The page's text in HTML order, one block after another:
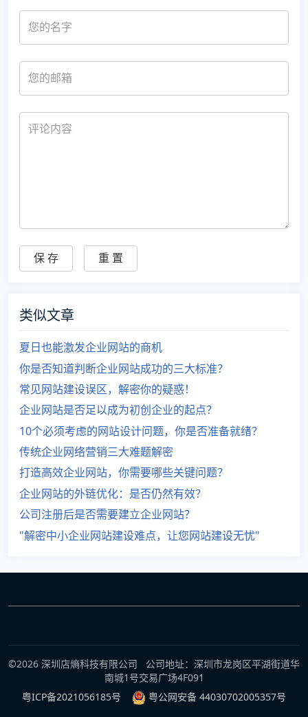
类似文章
夏日也能激发企业网站的商机
你是否知道判断企业网站成功的三大标准？
常见网站建设误区，解密你的疑惑！
企业网站是否足以成为初创企业的起点？
10个必须考虑的网站设计问题，你是否准备就绪？
传统企业网络营销三大难题解密
打造高效企业网站，你需要哪些关键问题？
企业网站的外链优化：是否仍然有效？
公司注册后是否需要建立企业网站？
"解密中小企业网站建设难点，让您网站建设无忧"
©2026 深圳店熵科技有限公司 公司地址：深圳市龙岗区平湖街道华
南城1号交易广场4F091
粤ICP备2021056185号
粤公网安备 44030702005357号